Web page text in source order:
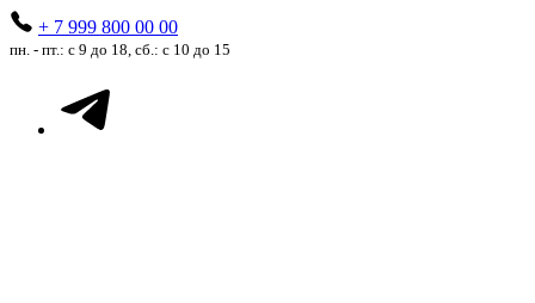
+ 7 999 800 00 00
пн. - пт.: с 9 до 18, сб.: с 10 до 15